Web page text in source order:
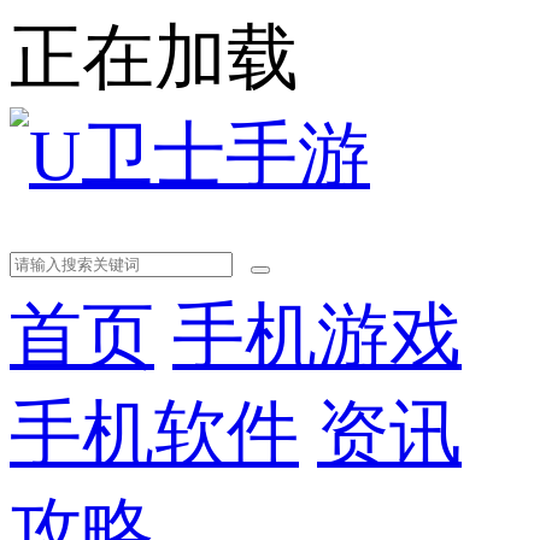
正在加载
首页 手机游戏
手机软件 资讯